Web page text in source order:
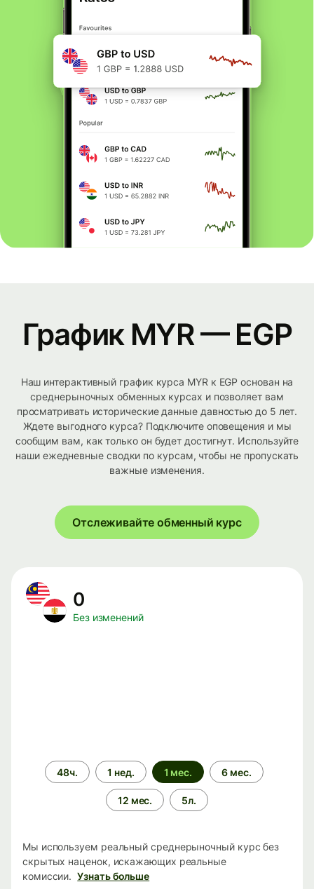
График MYR — EGP
Наш интерактивный график курса MYR к EGP основан на
среднерыночных обменных курсах и позволяет вам
просматривать исторические данные давностью до 5 лет.
Ждете выгодного курса? Подключите оповещения и мы
сообщим вам, как только он будет достигнут. Используйте
наши ежедневные сводки по курсам, чтобы не пропускать
важные изменения.
Отслеживайте обменный курс
0
Без изменений
Период
времени
48ч. 1 нед. 1 мес. 6 мес.
12 мес. 5л.
Мы используем реальный среднерыночный курс без
скрытых наценок, искажающих реальные
комиссии. Узнать больше